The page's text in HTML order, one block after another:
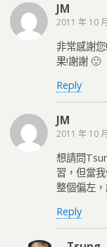
JM
2011 年 10
非常感謝
果!謝謝 🙂
Reply
JM
2011 年 10
想請問
習，但當
整個偏左
Reply